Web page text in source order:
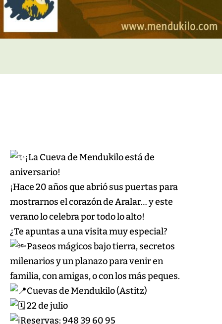
¡La Cueva de Mendukilo está de
aniversario!
¡Hace 20 años que abrió sus puertas para
mostrarnos el corazón de Aralar… y este
verano lo celebra por todo lo alto!
¿Te apuntas a una visita muy especial?
Paseos mágicos bajo tierra, secretos
milenarios y un planazo para venir en
familia, con amigas, o con los más peques.
Cuevas de Mendukilo (Astitz)
22 de julio
Reservas: 948 39 60 95